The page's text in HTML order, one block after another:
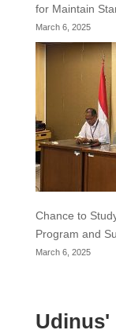
for Maintain
March 6, 2025
Chance to
Program and
March 6, 2025
Udinus'